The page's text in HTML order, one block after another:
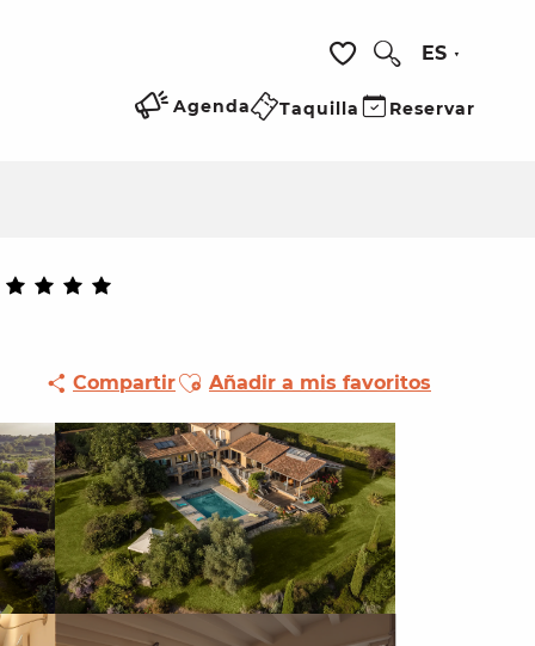
Voir les favoris
ES
Agenda Taquilla Reservar
CompartirAjouter aux favoris
Añadir a mis favoritos